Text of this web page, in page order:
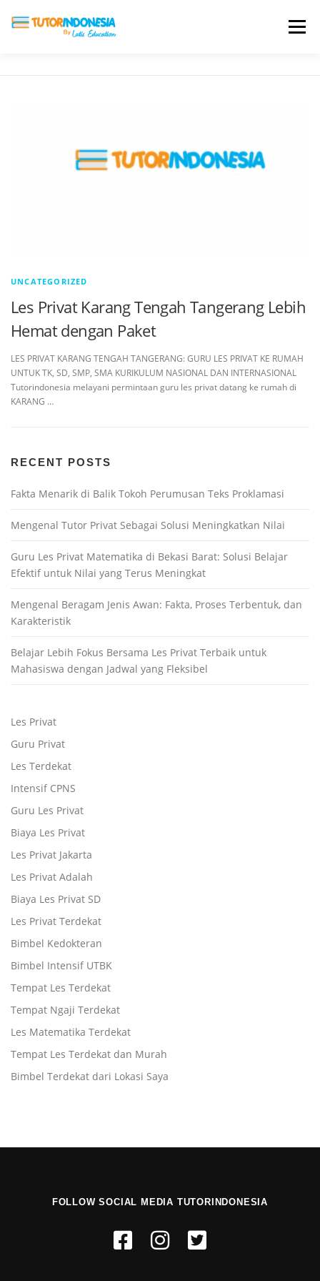
Menu
UNCATEGORIZED
Les Privat Karang Tengah Tangerang Lebih
Hemat dengan Paket
LES PRIVAT KARANG TENGAH TANGERANG: GURU LES PRIVAT KE RUMAH
UNTUK TK, SD, SMP, SMA KURIKULUM NASIONAL DAN INTERNASIONAL
Tutorindonesia melayani permintaan guru les privat datang ke rumah di
KARANG …
RECENT POSTS
Fakta Menarik di Balik Tokoh Perumusan Teks Proklamasi
Mengenal Tutor Privat Sebagai Solusi Meningkatkan Nilai
Guru Les Privat Matematika di Bekasi Barat: Solusi Belajar
Efektif untuk Nilai yang Terus Meningkat
Mengenal Beragam Jenis Awan: Fakta, Proses Terbentuk, dan
Karakteristik
Belajar Lebih Fokus Bersama Les Privat Terbaik untuk
Mahasiswa dengan Jadwal yang Fleksibel
Les Privat
Guru Privat
Les Terdekat
Intensif CPNS
Guru Les Privat
Biaya Les Privat
Les Privat Jakarta
Les Privat Adalah
Biaya Les Privat SD
Les Privat Terdekat
Bimbel Kedokteran
Bimbel Intensif UTBK
Tempat Les Terdekat
Tempat Ngaji Terdekat
Les Matematika Terdekat
Tempat Les Terdekat dan Murah
Bimbel Terdekat dari Lokasi Saya
FOLLOW SOCIAL MEDIA TUTORINDONESIA